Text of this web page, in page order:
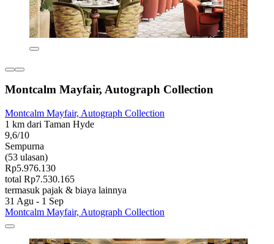
Montcalm Mayfair, Autograph Collection
Montcalm Mayfair, Autograph Collection
1 km dari Taman Hyde
9,6/10
Sempurna
(53 ulasan)
Rp5.976.130
total Rp7.530.165
termasuk pajak & biaya lainnya
31 Agu - 1 Sep
Montcalm Mayfair, Autograph Collection